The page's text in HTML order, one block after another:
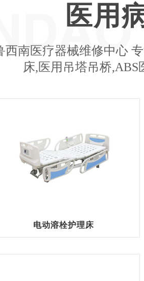
医用
南医疗器械维修中心
床,医用吊塔吊桥,ABS
电动溶栓护理床